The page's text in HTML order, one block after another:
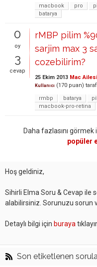
macbook
pro
batarya
0
oy
3
cevap
rMBP pilim
sarjim max 3
cozebilirim?
25 Ekim 2013 Mac Ailesi
Kullanıcı (170 puan)
rmbp
batarya pil
macbook-pro-retina
Daha fazlasını görmek
popüler
Hoş geldiniz,
Sihirli Elma Soru & Cevap ile
alabilirsiniz. Sorunuzu sorun
Detaylı bilgi için buraya
Son etiketlenen